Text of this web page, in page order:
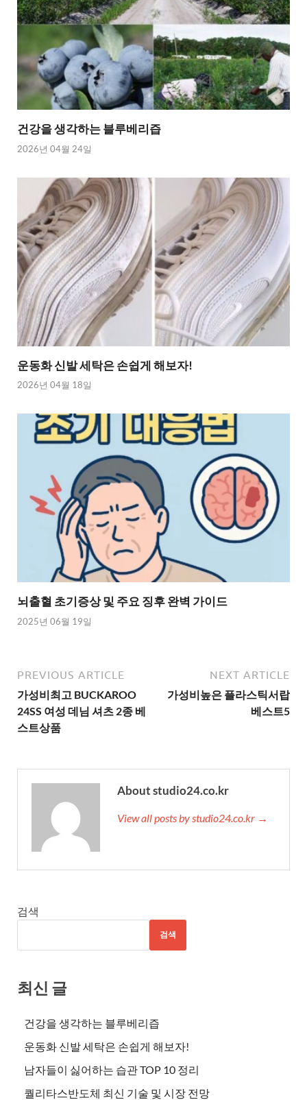
건강을 생각하는 블루베리즙
2026년 04월 24일
운동화 신발 세탁은 손쉽게 해보자!
2026년 04월 18일
뇌출혈 초기증상 및 주요 징후 완벽 가이드
2025년 06월 19일
PREVIOUS ARTICLE
가성비최고 BUCKAROO
24SS 여성 데님 셔츠 2종 베
스트상품
NEXT ARTICLE
가성비높은 플라스틱서랍
베스트5
About studio24.co.kr
View all posts by studio24.co.kr →
검색
검색
최신 글
건강을 생각하는 블루베리즙
운동화 신발 세탁은 손쉽게 해보자!
남자들이 싫어하는 습관 TOP 10 정리
퀄리타스반도체 최신 기술 및 시장 전망